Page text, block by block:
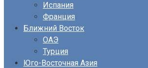
Испания
Франция
Ближний Восток
ОАЭ
Турция
Юго-Восточная Азия